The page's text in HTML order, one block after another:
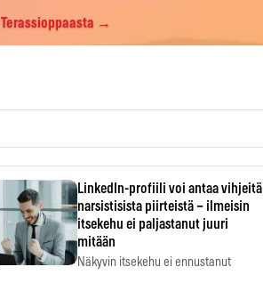
→
LinkedIn-profiili voi antaa vihjeitä
narsistisista piirteistä – ilmeisin
itsekehu ei paljastanut juuri
mitään
Näkyvin itsekehu ei ennustanut